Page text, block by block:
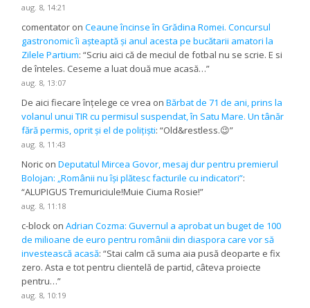
aug. 8, 14:21
comentator onCeaune încinse în Grădina Romei. Concursul
gastronomic îi așteaptă și anul acesta pe bucătarii amatori la
Zilele Partium: “Scriu aici că de meciul de fotbal nu se scrie. E si
de înteles. Ceseme a luat două mue acasă…”
aug. 8, 13:07
De aici fiecare înțelege ce vrea onBărbat de 71 de ani, prins la
volanul unui TIR cu permisul suspendat, în Satu Mare. Un tânăr
fără permis, oprit și el de polițiști: “Old&restless.😉”
aug. 8, 11:43
Noric onDeputatul Mircea Govor, mesaj dur pentru premierul
Bolojan: „Românii nu își plătesc facturile cu indicatori”:
“ALUPIGUS Tremuriciule!Muie Ciuma Rosie!”
aug. 8, 11:18
c-block onAdrian Cozma: Guvernul a aprobat un buget de 100
de milioane de euro pentru românii din diaspora care vor să
investească acasă: “Stai calm că suma aia pusă deoparte e fix
zero. Asta e tot pentru clientelă de partid, câteva proiecte
pentru…”
aug. 8, 10:19